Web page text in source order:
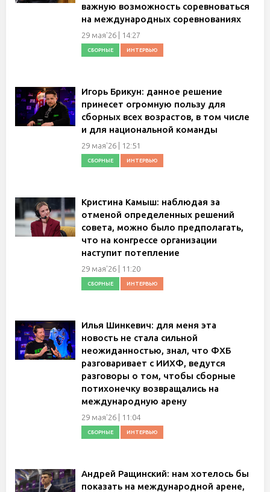
важную возможность соревноваться
на международных соревнованиях
29 мая'26 | 14:27
СБОРНЫЕ ИНТЕРВЬЮ
Игорь Брикун: данное решение
принесет огромную пользу для
сборных всех возрастов, в том числе
и для национальной команды
29 мая'26 | 12:51
СБОРНЫЕ ИНТЕРВЬЮ
Кристина Камыш: наблюдая за
отменой определенных решений
совета, можно было предполагать,
что на конгрессе организации
наступит потепление
29 мая'26 | 11:20
СБОРНЫЕ ИНТЕРВЬЮ
Илья Шинкевич: для меня эта
новость не стала сильной
неожиданностью, знал, что ФХБ
разговаривает с ИИХФ, ведутся
разговоры о том, чтобы сборные
потихонечку возвращались на
международную арену
29 мая'26 | 11:04
СБОРНЫЕ ИНТЕРВЬЮ
Андрей Ращинский: нам хотелось бы
показать на международной арене,